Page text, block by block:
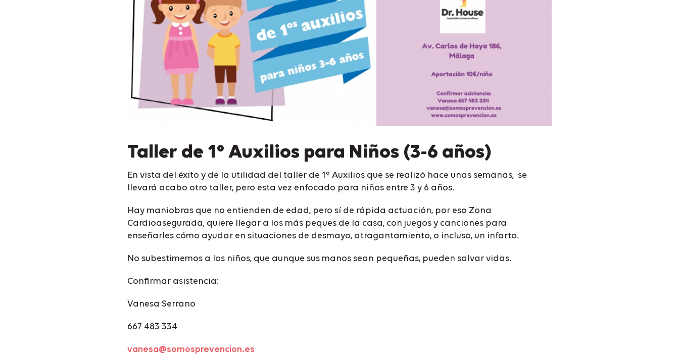
Taller de 1º Auxilios para Niños (3-6 años)
En vista del éxito y de la utilidad del taller de 1º Auxilios que se realizó hace unas semanas, se
llevará acabo otro taller, pero esta vez enfocado para niños entre 3 y 6 años.
Hay maniobras que no entienden de edad, pero sí de rápida actuación, por eso Zona
Cardioasegurada, quiere llegar a los más peques de la casa, con juegos y canciones para
enseñarles cómo ayudar en situaciones de desmayo, atragantamiento, o incluso, un infarto.
No subestimemos a los niños, que aunque sus manos sean pequeñas, pueden salvar vidas.
Confirmar asistencia:
Vanesa Serrano
667 483 334
vanesa@somosprevencion.es